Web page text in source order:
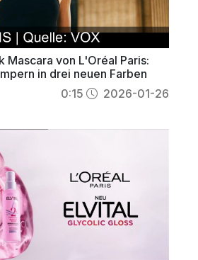
Mascara von L'Oréal Paris:
in drei neuen Farben
0:15 2026-01-26